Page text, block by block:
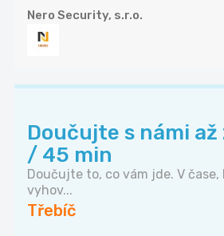
Nero Security, s.r.o.
Doučujte s námi až
/ 45 min
Doučujte to, co vám jde. V čase,
vyhov...
Třebíč